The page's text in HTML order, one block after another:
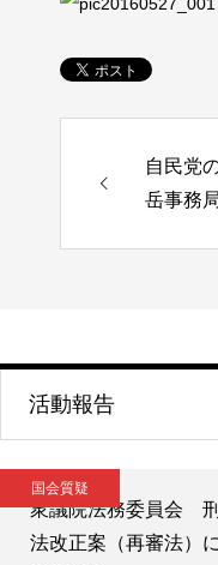
自民党
岳事務
活動報告
国会質疑
衆議院法務委員会
法改正案（再審法）